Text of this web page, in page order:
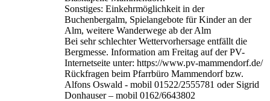
Sonstiges: Einkehrmöglichkeit in der
Buchenbergalm, Spielangebote für Kinder an der
Alm, weitere Wanderwege ab der Alm
Bei sehr schlechter Wettervorhersage entfällt die
Bergmesse. Information am Freitag auf der PV-
Internetseite unter: https://www.pv-mammendorf.de/
Rückfragen beim Pfarrbüro Mammendorf bzw.
Alfons Oswald - mobil 01522/2555781 oder Sigrid
Donhauser – mobil 0162/6643802